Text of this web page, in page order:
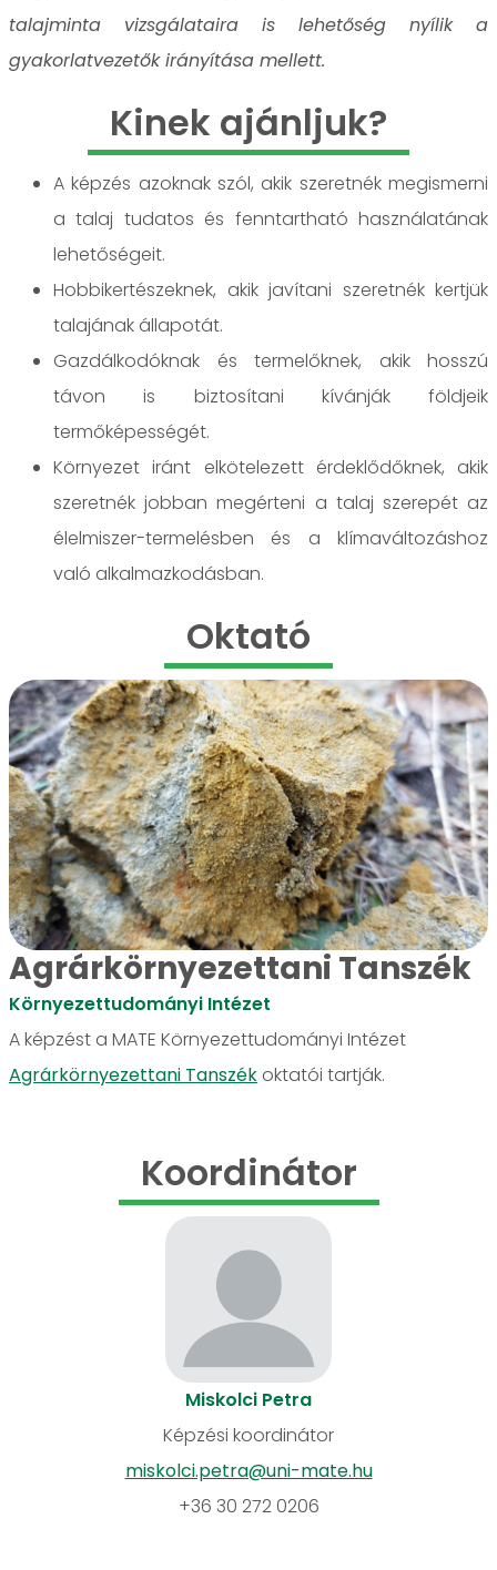
talajminta vizsgálataira is lehetőség nyílik a
gyakorlatvezetők irányítása mellett.
Kinek ajánljuk?
A képzés azoknak szól, akik szeretnék megismerni
a talaj tudatos és fenntartható használatának
lehetőségeit.
Hobbikertészeknek, akik javítani szeretnék kertjük
talajának állapotát.
Gazdálkodóknak és termelőknek, akik hosszú
távon is biztosítani kívánják földjeik
termőképességét.
Környezet iránt elkötelezett érdeklődőknek, akik
szeretnék jobban megérteni a talaj szerepét az
élelmiszer-termelésben és a klímaváltozáshoz
való alkalmazkodásban.
Oktató
Agrárkörnyezettani Tanszék
Környezettudományi Intézet
A képzést a MATE Környezettudományi Intézet
Agrárkörnyezettani Tanszék oktatói tartják.
Koordinátor
Miskolci Petra
Képzési koordinátor
miskolci.petra@uni-mate.hu
+36 30 272 0206